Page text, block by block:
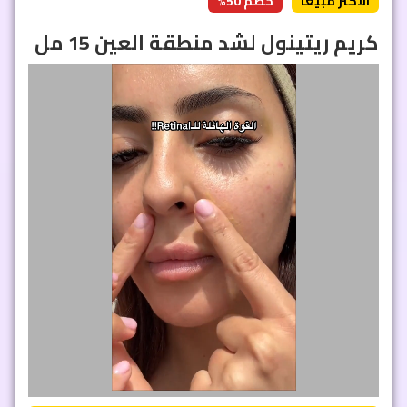
كريم ريتينول لشد منطقة العين 15 مل